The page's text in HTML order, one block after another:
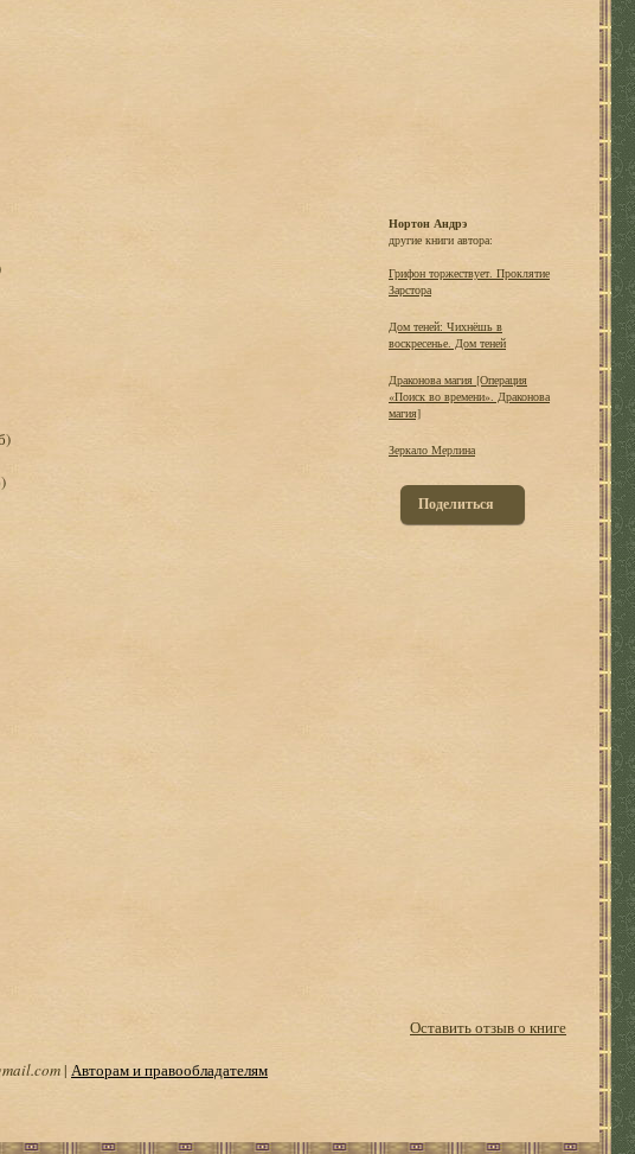
Нортон Андрэ
другие книги автора:
Грифон торжествует. Проклятие
Зарстора
Дом теней: Чихнёшь в
воскресенье. Дом теней
Драконова магия [Операция
«Поиск во времени». Драконова
магия]
Зеркало Мерлина
Поделиться
Оставить отзыв о книге
| Авторам и правообладателям